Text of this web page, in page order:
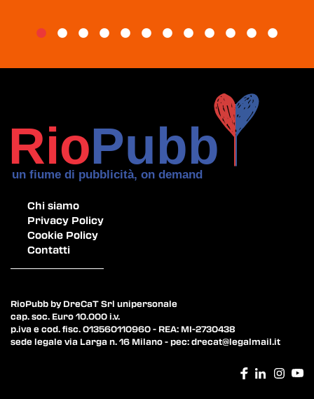
Chi siamo
Privacy Policy
Cookie Policy
Contatti
RioPubb by DreCaT Srl unipersonale
cap. soc. Euro 10.000 i.v.
p.iva e cod. fisc. 013560110960 - REA: MI-2730438
sede legale via Larga n. 16 Milano - pec:drecat@legalmail.it